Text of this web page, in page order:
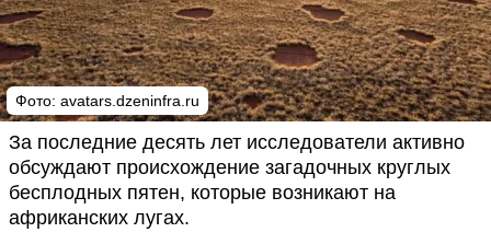
Фото: avatars.dzeninfra.ru
За последние десять лет исследователи активно
обсуждают происхождение загадочных круглых
бесплодных пятен, которые возникают на
африканских лугах.